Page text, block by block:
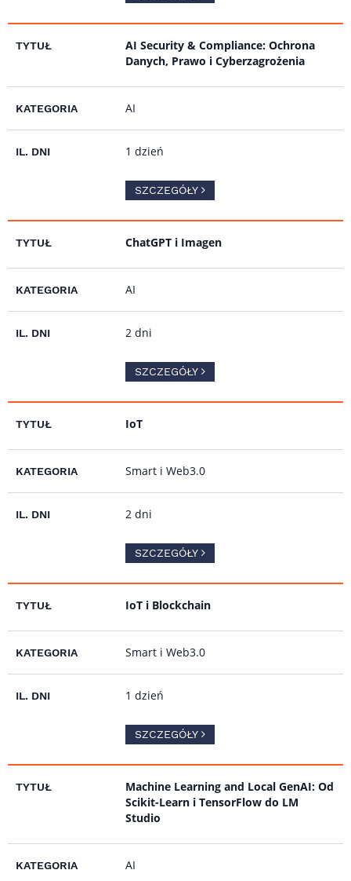
AI Security & Compliance: Ochrona
Danych, Prawo i Cyberzagrożenia
AI
1 dzień
SZCZEGÓŁY
ChatGPT i Imagen
AI
2 dni
SZCZEGÓŁY
IoT
Smart i Web3.0
2 dni
SZCZEGÓŁY
IoT i Blockchain
Smart i Web3.0
1 dzień
SZCZEGÓŁY
Machine Learning and Local GenAI: Od
Scikit-Learn i TensorFlow do LM
Studio
AI